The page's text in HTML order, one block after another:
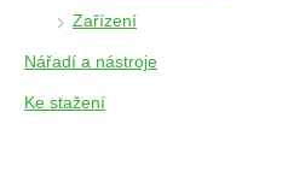
Zařízení
Nářadí a nástroje
Ke stažení